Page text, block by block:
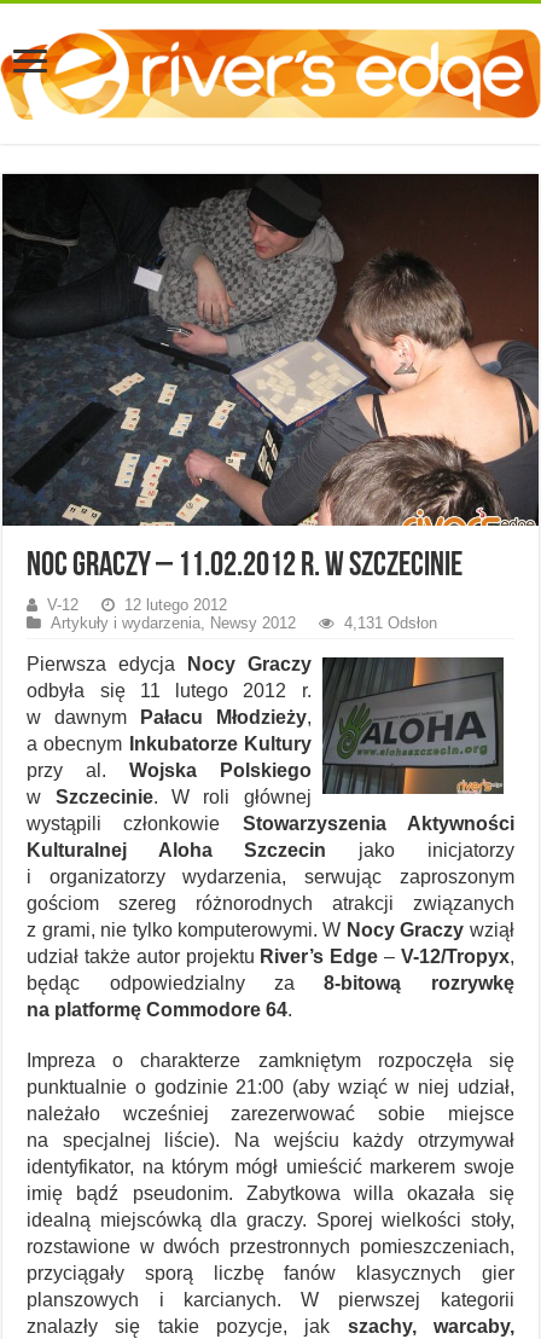
Noc Graczy – 11.02.2012 r. w Szczecinie
V-12
12 lutego 2012
Artykuły i wydarzenia, Newsy 2012 4,131 Odsłon
Pierwsza edycja
Nocy Graczy
odbyła się 11 lutego 2012 r.
w dawnym
Pałacu Młodzieży,
a obecnym
Inkubatorze Kultury
przy al. Wojska Polskiego
w Szczecinie. W roli głównej
wystąpili członkowie Stowarzyszenia Aktywności
Kulturalnej Aloha Szczecin jako inicjatorzy
i organizatorzy wydarzenia, serwując zaproszonym
gościom szereg różnorodnych atrakcji związanych
z grami, nie tylko komputerowymi. W Nocy Graczy wziął
udział także autor projektu River’s Edge – V-12/Tropyx,
będąc odpowiedzialny za8-bitową rozrywkę
na platformę Commodore 64.
Impreza o charakterze zamkniętym rozpoczęła się
punktualnie o godzinie 21:00 (aby wziąć w niej udział,
należało wcześniej zarezerwować sobie miejsce
na specjalnej liście). Na wejściu każdy otrzymywał
identyfikator, na którym mógł umieścić markerem swoje
imię bądź pseudonim. Zabytkowa willa okazała się
idealną miejscówką dla graczy. Sporej wielkości stoły,
rozstawione w dwóch przestronnych pomieszczeniach,
przyciągały sporą liczbę fanów klasycznych gier
planszowych i karcianych. W pierwszej kategorii
znalazły się takie pozycje, jak szachy, warcaby,